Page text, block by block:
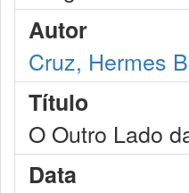
Autor
Cruz, Hermes
Título
O Outro Lado
Data